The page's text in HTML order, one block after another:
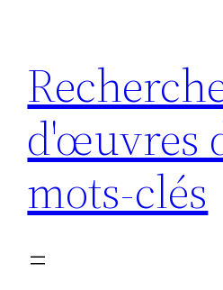
contenu
d'œuvres
mots-clés